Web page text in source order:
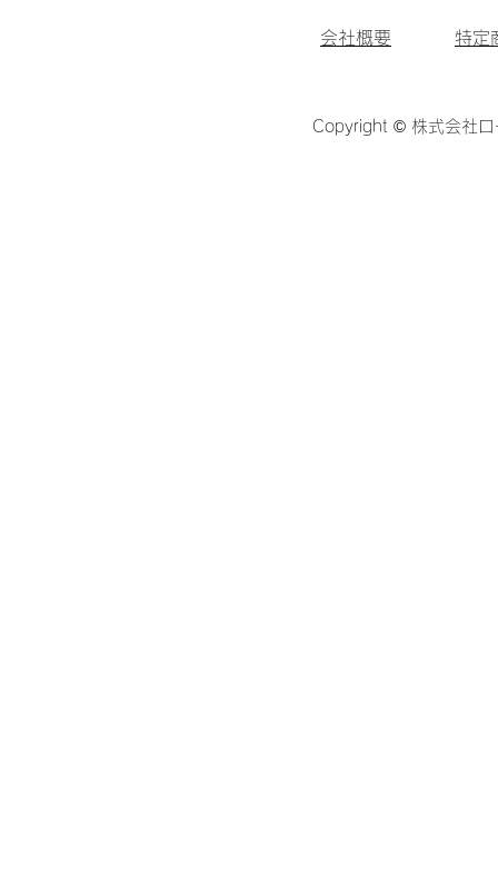
会社概要 特定
Copyright © 株式会社